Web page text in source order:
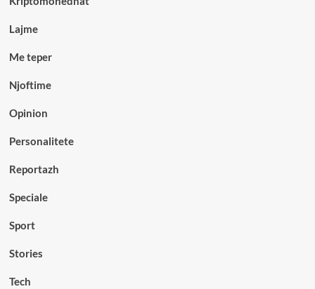
Lajme
Me teper
Njoftime
Opinion
Personalitete
Reportazh
Speciale
Sport
Stories
Tech